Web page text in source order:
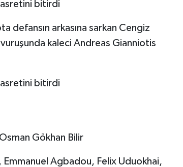
defansın arkasına sarkan Cengiz
kaleci Andreas Gianniotis
Gökhan Bilir
Agbadou, Felix Uduokhai,